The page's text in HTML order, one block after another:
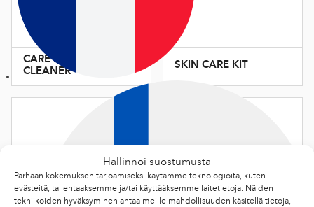
Hallinnoi suostumusta
Parhaan kokemuksen tarjoamiseksi käytämme teknologioita, kuten
evästeitä, tallentaaksemme ja/tai käyttääksemme laitetietoja. Näiden
tekniikoiden hyväksyminen antaa meille mahdollisuuden käsitellä tietoja,
CARE BASE
CLEANER
SKIN CARE KIT